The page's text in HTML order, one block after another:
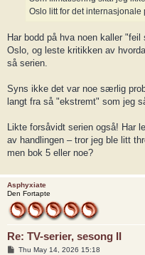
Oslo litt for det internasjonale
Har bodd på hva noen kaller
Oslo, og leste kritikken av
så serien.
Syns ikke det var noe særlig
langt fra så "ekstremt" som jeg
Likte forsåvidt serien også! Har
av handlingen – tror jeg ble litt
men bok 5 eller noe?
Asphyxiate
Den Fortapte
Re: TV-serier, sesong II
PThu May 14, 2026 15:18